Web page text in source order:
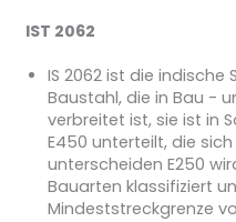
IST 2062
IS 2062 ist die
Baustahl, die in Bau -
verbreitet ist, sie ist in
E450 unterteilt, die
unterscheiden E250
Bauarten klassifiziert
Mindeststreckgrenze